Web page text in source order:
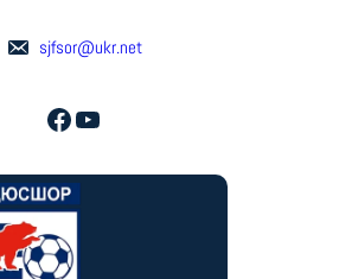
sjfsor@ukr.net
Facebook YouTube